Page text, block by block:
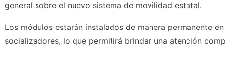
general sobre el nuevo sistema de movilidad estatal.
Los módulos estarán instalados de manera permanente
socializadores, lo que permitirá brindar una atención